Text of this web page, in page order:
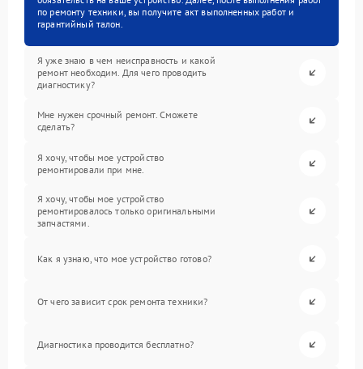
по ремонту техники, вы получите акт выполненных работ и
гарантийный талон.
Я уже знаю в чем неисправность и какой
ремонт необходим. Для чего проводить
диагностику?
Мне нужен срочный ремонт. Сможете
сделать?
Я хочу, чтобы мое устройство
ремонтировали при мне.
Я хочу, чтобы мое устройство
ремонтировалось только оригинальными
запчастями.
Как я узнаю, что мое устройство готово?
От чего зависит срок ремонта техники?
Диагностика проводится бесплатно?